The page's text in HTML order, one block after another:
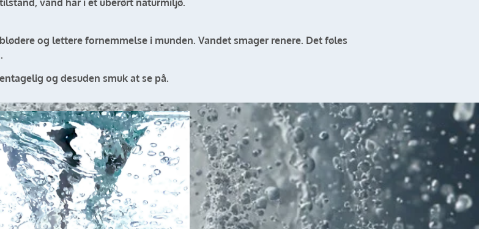
og lettere fornemmelse i munden. Vandet smager renere. Det føles
og desuden smuk at se på.